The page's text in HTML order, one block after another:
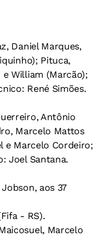
Daniel Marques,
Pituca,
e William (Marcão);
René Simões.
Antônio
Marcelo Mattos
e Marcelo Cordeiro;
Joel Santana.
aos 37
- RS).
Marcelo